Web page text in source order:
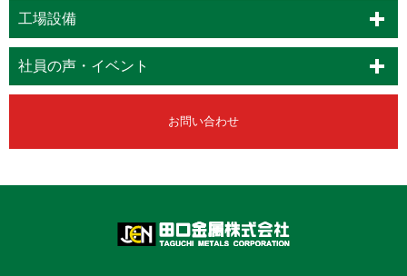
工場設備
社員の声・イベント
お問い合わせ